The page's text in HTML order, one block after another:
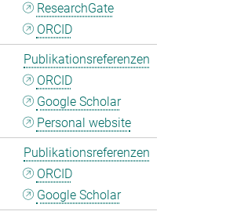
ResearchGate
ORCID
Publikationsreferenzen
ORCID
Google Scholar
Personal website
Publikationsreferenzen
ORCID
Google Scholar